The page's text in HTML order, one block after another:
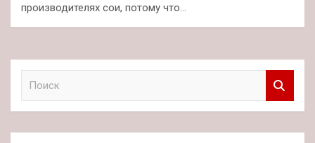
производителях сои, потому что…
к